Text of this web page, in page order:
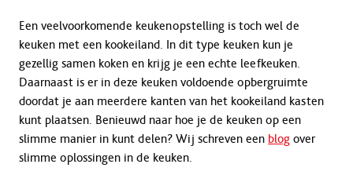
Een veelvoorkomende keukenopstelling is toch wel de
keuken met een kookeiland. In dit type keuken kun je
gezellig samen koken en krijg je een echte leefkeuken.
Daarnaast is er in deze keuken voldoende opbergruimte
doordat je aan meerdere kanten van het kookeiland kasten
kunt plaatsen. Benieuwd naar hoe je de keuken op een
slimme manier in kunt delen? Wij schreven een blog over
slimme oplossingen in de keuken.